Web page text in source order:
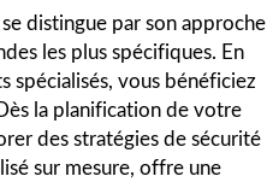
distingue par son approche
les plus spécifiques. En
spécialisés, vous bénéficiez
la planification de votre
des stratégies de sécurité
sur mesure, offre une